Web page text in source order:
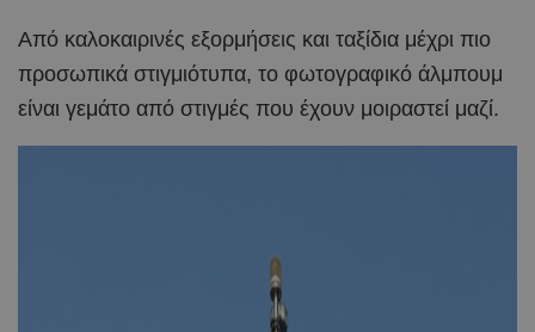
Από καλοκαιρινές εξορμήσεις και ταξίδια μέχρι πιο
προσωπικά στιγμιότυπα, το φωτογραφικό άλμπουμ
είναι γεμάτο από στιγμές που έχουν μοιραστεί μαζί.